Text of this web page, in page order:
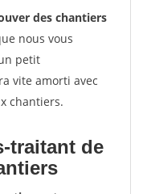
des chantiers
nous vous
petit
vite amorti avec
chantiers.
traitant de